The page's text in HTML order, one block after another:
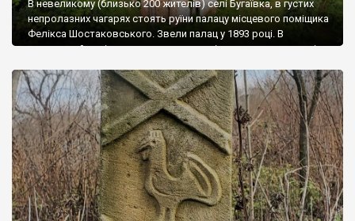
В невеликому (близько 200 жителів) селі Бугаївка, в густих
непролазних чагарях стоять руїни палацу місцевого поміщика
Фелікса Шостаковського. Звели палац у 1893 році. В
радянський період у ньому спочатку містилася школа, потім
століття тут розмістили туберкульозну лікарню. Коли із
палацу виїхала лікарня – ми точно не […]